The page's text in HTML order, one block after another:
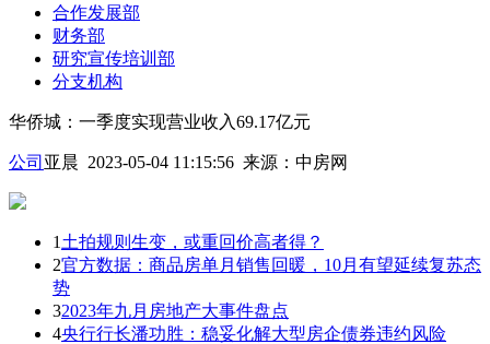
合作发展部
财务部
研究宣传培训部
分支机构
华侨城：一季度实现营业收入69.17亿元
公司 亚晨 2023-05-04 11:15:56 来源： 中房网
1 土拍规则生变，或重回价高者得？
2官方数据：商品房单月销售回暖，10月有望延续复苏态
势
32023年九月房地产大事件盘点
4央行行长潘功胜：稳妥化解大型房企债券违约风险